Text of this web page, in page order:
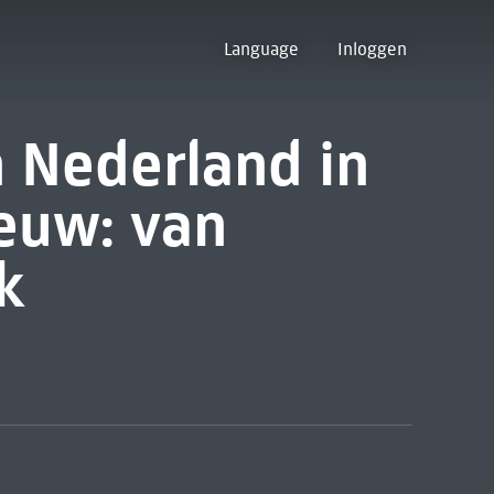
Language Inloggen
in
van